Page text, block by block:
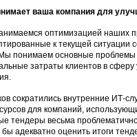
ваша компания для
оптимизацией наших
к текущей
понимаем основные проблемы
затраты клиентов в
сократились внутренние
для компаний,
тендеры весьма
адекватно оценить итоги